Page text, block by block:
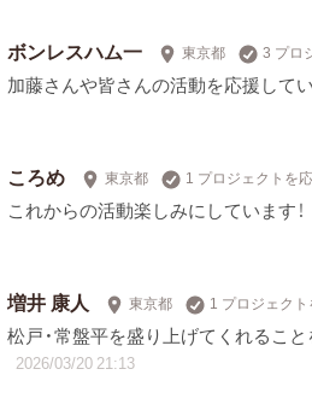
ボンレスハム一 東京都 3 プロ
加藤さんや皆さんの活動を応援して
ころめ 東京都 1 プロジェクトを
これからの活動楽しみにしています！
増井 康人 東京都 1 プロジェク
松戸・常盤平を盛り上げてくれるこ
2026/03/20 21:13